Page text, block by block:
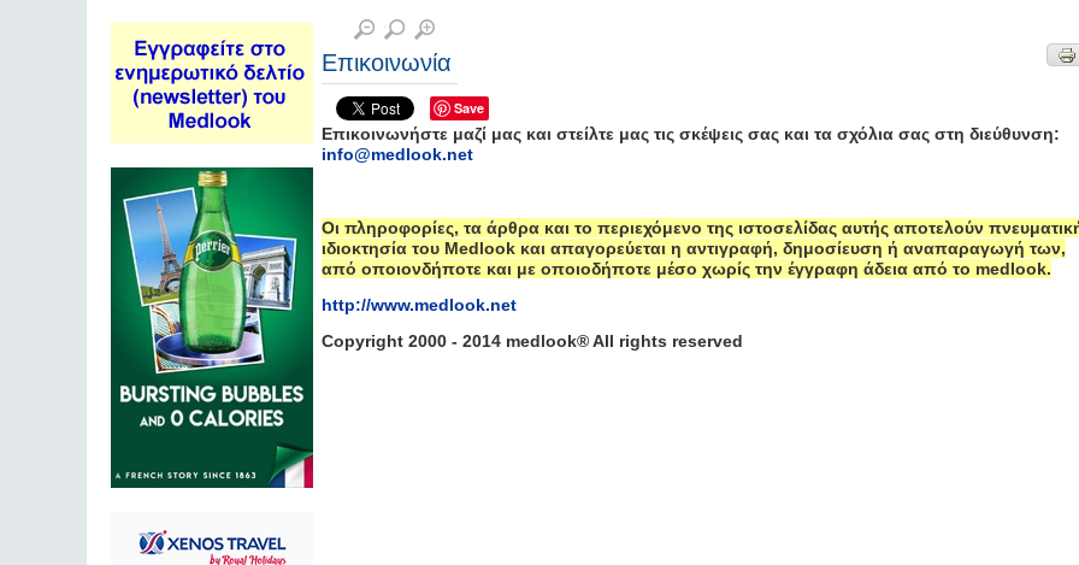
Επικοινωνία
Save
Επικοινωνήστε μαζί μας και στείλτε μας τις σκέψεις σας και τα σχόλια σας στη διεύθυνση:
info@medlook.net
Οι πληροφορίες, τα άρθρα και το περιεχόμενο της ιστοσελίδας αυτής αποτελούν
ιδιοκτησία του Medlook και απαγορεύεται η αντιγραφή, δημοσίευση ή αναπαραγωγή των,
από οποιονδήποτε και με οποιοδήποτε μέσο χωρίς την έγγραφη άδεια από το medlook.
http://www.medlook.net
Copyright 2000 - 2014 medlook® All rights reserved